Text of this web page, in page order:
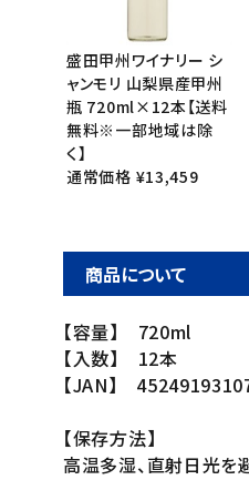
盛田甲州ワイナリー シ
ャンモリ 山梨県産甲州
瓶 720ml×12本【送料
無料※一部地域は除
く】
通常価格 ¥13,459
商品について
【容量】 720ml
【入数】 12本
【JAN】
【保存方法】
高温多湿、直射日光を